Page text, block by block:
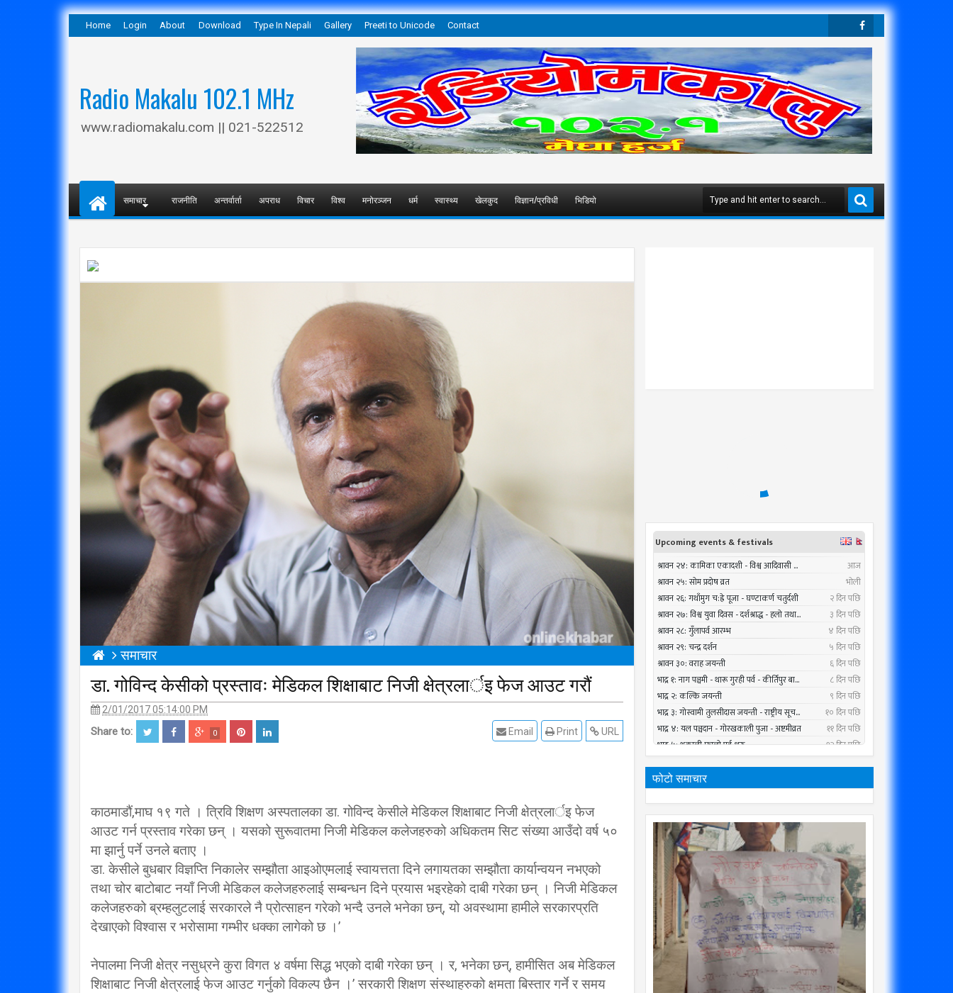
Home Login About Download Type In Nepali Gallery Preeti to Unicode Contact
Face
K
Twit
Radio Makalu 102.1 MHz
www.radiomakalu.com || 021-522512
समाचार राजनीति अन्तर्वार्ता अपराध विचार विश्व मनोरञ्जन धर्म स्वास्थ्य खेलकुद विज्ञान/प्रविधी भिडियो
समाचार
डा. गोविन्द केसीको प्रस्तावः मेडिकल शिक्षाबाट निजी क्षेत्रलार्इ फेज आउट गरौं
2/01/2017 05:14:00 PM
Share to: 0 URL
Print
Email
काठमाडौं,माघ १९ गते । त्रिवि शिक्षण अस्पतालका डा. गोविन्द केसीले मेडिकल शिक्षाबाट निजी क्षेत्रलार्इ फेज
आउट गर्न प्रस्ताव गरेका छन् । यसको सुरूवातमा निजी मेडिकल कलेजहरुको अधिकतम सिट संख्या आउँदो वर्ष ५०
मा झार्नु पर्ने उनले बताए ।
डा. केसीले बुधबार विज्ञप्ति निकालेर सम्झौता आइओएमलाई स्वायत्तता दिने लगायतका सम्झौता कार्यान्वयन नभएको
तथा चोर बाटोबाट नयाँ निजी मेडिकल कलेजहरुलाई सम्बन्धन दिने प्रयास भइरहेको दाबी गरेका छन् । निजी मेडिकल
कलेजहरुको ब्रम्हलुटलाई सरकारले नै प्रोत्साहन गरेको भन्दै उनले भनेका छन्, यो अवस्थामा हामीले सरकारप्रति
देखाएको विश्वास र भरोसामा गम्भीर धक्का लागेको छ ।’
नेपालमा निजी क्षेत्र नसुध्रने कुरा विगत ४ वर्षमा सिद्ध भएको दाबी गरेका छन् । र, भनेका छन्, हामीसित अब मेडिकल
शिक्षाबाट निजी क्षेत्रलाई फेज आउट गर्नुको विकल्प छैन ।’ सरकारी शिक्षण संस्थाहरुको क्षमता बिस्तार गर्ने र समय
फोटो समाचार
विप्लव समूह संविधानको
‘कम्युनिस्टको खोल ओढेका